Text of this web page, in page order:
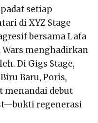
setiap
di XYZ Stage
bersama Lafa
menghadirkan
Di Gigs Stage,
Baru, Poris,
menandai debut
regenerasi